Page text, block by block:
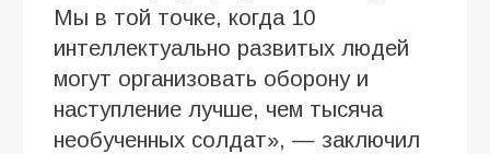
Мы в той точке, когда 10
интеллектуально развитых людей
могут организовать оборону и
наступление лучше, чем тысяча
необученных солдат», — заключил